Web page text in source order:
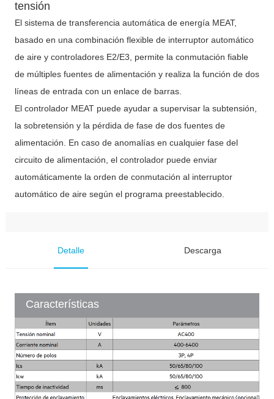
tensión
El sistema de transferencia automática de energía MEAT,
basado en una combinación flexible de interruptor automático
de aire y controladores E2/E3, permite la conmutación fiable
de múltiples fuentes de alimentación y realiza la función de dos
líneas de entrada con un enlace de barras.
El controlador MEAT puede ayudar a supervisar la subtensión,
la sobretensión y la pérdida de fase de dos fuentes de
alimentación. En caso de anomalías en cualquier fase del
circuito de alimentación, el controlador puede enviar
automáticamente la orden de conmutación al interruptor
automático de aire según el programa preestablecido.
Detalle Descarga
Características